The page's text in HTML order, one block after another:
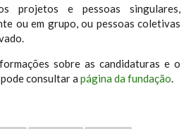
projetos e pessoas singulares,
ou em grupo, ou pessoas coletivas
sobre as candidaturas e o
consultar a página da fundação